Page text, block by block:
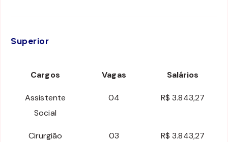
Superior
Cargos Vagas Salários
Assistente
Social
04 R$ 3.843,27
Cirurgião
03 R$ 3.843,27